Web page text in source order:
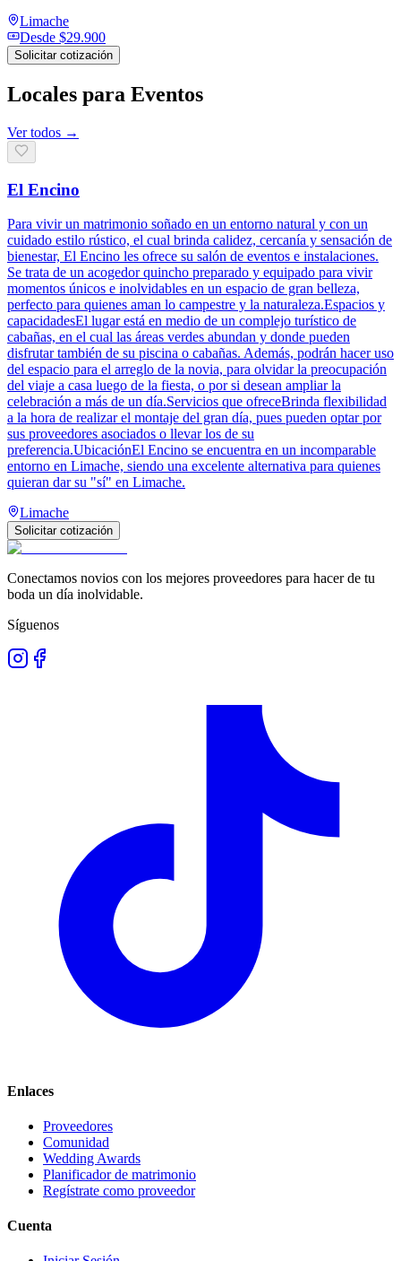
Limache
Desde $29.900
Solicitar cotización
Locales para Eventos
Ver todos →
El Encino
Para vivir un matrimonio soñado en un entorno natural y con un
cuidado estilo rústico, el cual brinda calidez, cercanía y sensación de
bienestar, El Encino les ofrece su salón de eventos e instalaciones.
Se trata de un acogedor quincho preparado y equipado para vivir
momentos únicos e inolvidables en un espacio de gran belleza,
perfecto para quienes aman lo campestre y la naturaleza.Espacios y
capacidadesEl lugar está en medio de un complejo turístico de
cabañas, en el cual las áreas verdes abundan y donde pueden
disfrutar también de su piscina o cabañas. Además, podrán hacer uso
del espacio para el arreglo de la novia, para olvidar la preocupación
del viaje a casa luego de la fiesta, o por si desean ampliar la
celebración a más de un día.Servicios que ofreceBrinda flexibilidad
a la hora de realizar el montaje del gran día, pues pueden optar por
sus proveedores asociados o llevar los de su
preferencia.UbicaciónEl Encino se encuentra en un incomparable
entorno en Limache, siendo una excelente alternativa para quienes
quieran dar su "sí" en Limache.
Limache
Solicitar cotización
Conectamos novios con los mejores proveedores para hacer de tu
boda un día inolvidable.
Síguenos
Enlaces
Proveedores
Comunidad
Wedding Awards
Planificador de matrimonio
Regístrate como proveedor
Cuenta